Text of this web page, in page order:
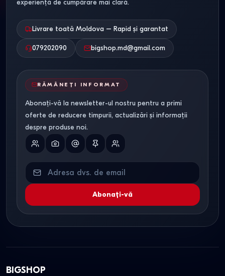
experiență de cumpărare mai clară.
Livrare toată Moldova – Rapid și garantat
079202090 bigshop.md@gmail.com
RĂMÂNEȚI INFORMAT
Abonați-vă la newsletter-ul nostru pentru a primi
oferte de reducere timpurii, actualizări și informații
despre produse noi.
Abonați-vă
BIGSHOP